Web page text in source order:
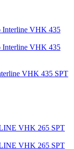
VHK 435 SPT